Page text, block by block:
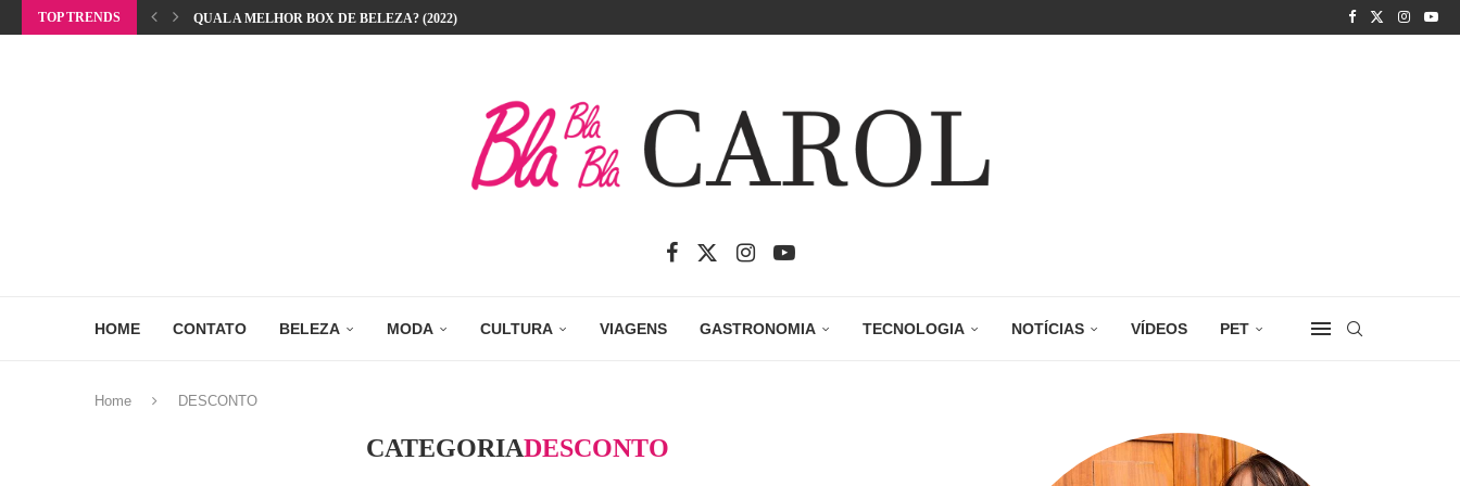
TOP TRENDS QUAL A MELHOR BOX DE BELEZA? (2022)
HOME CONTATO BELEZA MODA CULTURA VIAGENS GASTRONOMIA TECNOLOGIA NOTÍCIAS VÍDEOS PET
Home DESCONTO
CATEGORIADESCONTO